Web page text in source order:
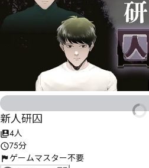
新人研囚
4人
75分
ゲームマスター不要